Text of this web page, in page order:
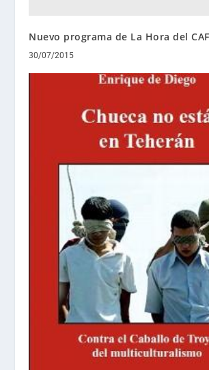
Nuevo programa de La Hora del
30/07/2015